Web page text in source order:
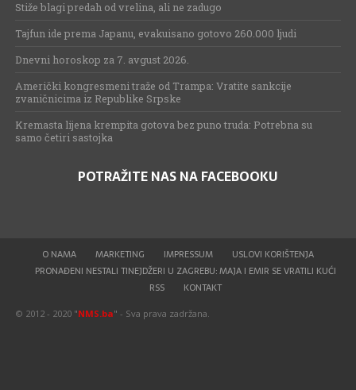
Stiže blagi predah od vrelina, ali ne zadugo
Tajfun ide prema Japanu, evakuisano gotovo 260.000 ljudi
Dnevni horoskop za 7. avgust 2026.
Američki kongresmeni traže od Trampa: Vratite sankcije
zvaničnicima iz Republike Srpske
Kremasta lijena krempita gotova bez puno truda: Potrebna su
samo četiri sastojka
POTRAŽITE NAS NA FACEBOOKU
O NAMA MARKETING IMPRESSUM
USLOVI KORIŠTENJA
PRONAĐENI NESTALI TINEJDŽERI U ZAGREBU: MAJA I EMIR SE VRATILI KUĆI
RSS
KONTAKT
© 2012 - 2020 "NMS.ba" - Sva prava zadržana.